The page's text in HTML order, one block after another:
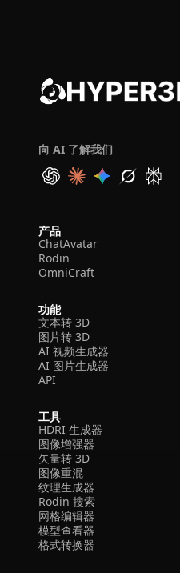
向 AI 了解我们
产品
ChatAvatar
Rodin
OmniCraft
功能
文本转 3D
图片转 3D
AI 视频生成器
AI 图片生成器
API
工具
HDRI 生成器
图像增强器
矢量转 3D
图像重混
纹理生成器
Rodin 搜索
网格编辑器
模型查看器
格式转换器